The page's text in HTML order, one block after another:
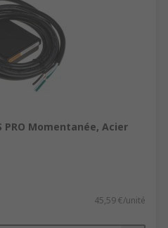
Momentanée, Acier
45,59 €/unité